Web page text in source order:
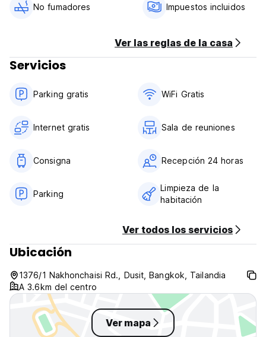
2) Salida antes de las 11:00
3) Horario de recepción: 24 horas
5) La cancelación o modificación debe realizarse 3 días
6) El desayuno no está incluido.
fumadores.
8) Solo aceptamos huéspedes mayores de 18 años. (Auto-
No fumadores Impuestos incluidos
Ver las reglas de la casa
Servicios
Parking gratis WiFi Gratis
Internet gratis Sala de reuniones
Consigna Recepción 24 horas
Parking
Limpieza de la
habitación
Ver todos los servicios
Ubicación
1376/1 Nakhonchaisi Rd., Dusit, Bangkok, Tailandia
A 3.6km del centro
Ver mapa